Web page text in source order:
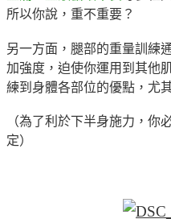
所以你說，重不重要？
另一方面，腿部的重量訓練
加強度，迫使你運用到其他
練到身體各部位的優點，尤
（為了利於下半身施力，你
定）